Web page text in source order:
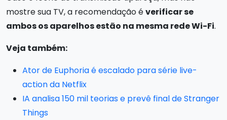
mostre sua TV, a recomendação éverificar se
ambos os aparelhos estão na mesma rede Wi-Fi.
Veja também:
Ator de Euphoria é escalado para série live-
action da Netflix
IA analisa 150 mil teorias e prevê final de Stranger
Things